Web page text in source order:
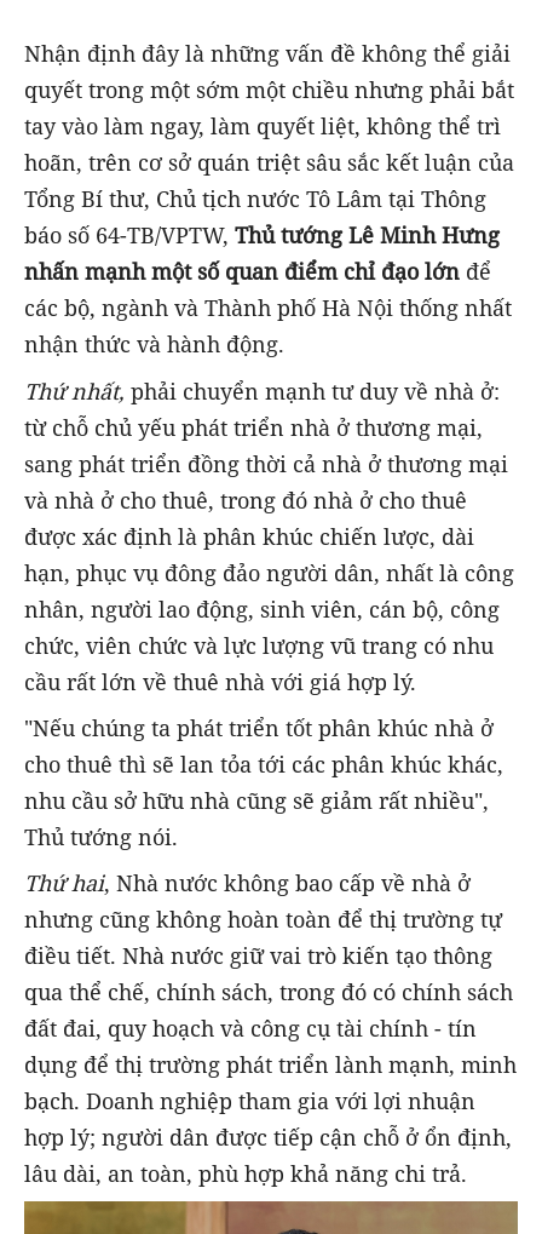
Nhận định đây là những vấn đề không thể giải
quyết trong một sớm một chiều nhưng phải bắt
tay vào làm ngay, làm quyết liệt, không thể trì
hoãn, trên cơ sở quán triệt sâu sắc kết luận của
Tổng Bí thư, Chủ tịch nước Tô Lâm tại Thông
báo số 64-TB/VPTW, Thủ tướng Lê Minh Hưng
nhấn mạnh một số quan điểm chỉ đạo lớn để
các bộ, ngành và Thành phố Hà Nội thống nhất
nhận thức và hành động.
Thứ nhất, phải chuyển mạnh tư duy về nhà ở:
từ chỗ chủ yếu phát triển nhà ở thương mại,
sang phát triển đồng thời cả nhà ở thương mại
và nhà ở cho thuê, trong đó nhà ở cho thuê
được xác định là phân khúc chiến lược, dài
hạn, phục vụ đông đảo người dân, nhất là công
nhân, người lao động, sinh viên, cán bộ, công
chức, viên chức và lực lượng vũ trang có nhu
cầu rất lớn về thuê nhà với giá hợp lý.
"Nếu chúng ta phát triển tốt phân khúc nhà ở
cho thuê thì sẽ lan tỏa tới các phân khúc khác,
nhu cầu sở hữu nhà cũng sẽ giảm rất nhiều",
Thủ tướng nói.
Thứ hai, Nhà nước không bao cấp về nhà ở
nhưng cũng không hoàn toàn để thị trường tự
điều tiết. Nhà nước giữ vai trò kiến tạo thông
qua thể chế, chính sách, trong đó có chính sách
đất đai, quy hoạch và công cụ tài chính - tín
dụng để thị trường phát triển lành mạnh, minh
bạch. Doanh nghiệp tham gia với lợi nhuận
hợp lý; người dân được tiếp cận chỗ ở ổn định,
lâu dài, an toàn, phù hợp khả năng chi trả.